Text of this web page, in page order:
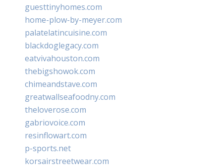
guesttinyhomes.com
home-plow-by-meyer.com
palatelatincuisine.com
blackdoglegacy.com
eatvivahouston.com
thebigshowok.com
chimeandstave.com
greatwallseafoodny.com
theloverose.com
gabriovoice.com
resinflowart.com
p-sports.net
korsairstreetwear.com